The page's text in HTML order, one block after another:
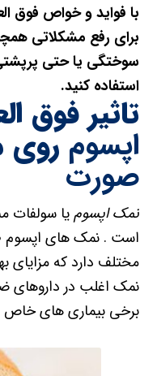
با فواید و خواص فوق
برای رفع مشکلاتی
سوختگی یا حتی
استفاده کنید.
تاثیر فوق
اپسومروی
صورت
نمک اپسومیا سولفات
است . نمک های اپسوم
مختلف دارد که مزایای
نمک اغلب در داروهای
برخی بیماری های خاص